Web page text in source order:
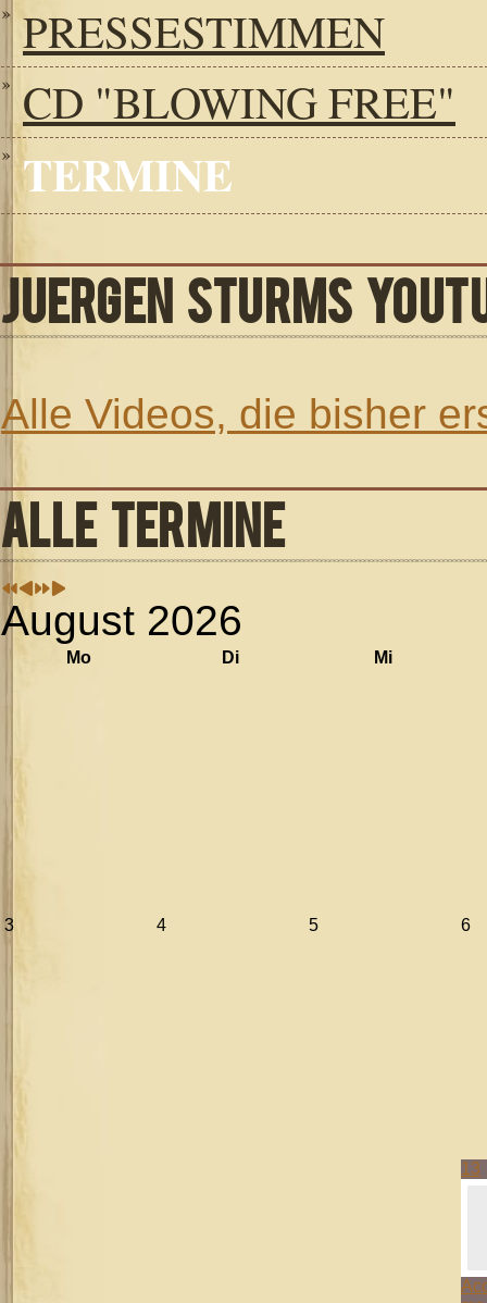
PRESSESTIMMEN
CD "BLOWING FREE"
TERMINE
JUERGEN STURMS
Alle Videos, die bisher
ALLE TERMINE
August 2026
Mo Di Mi
3 4 5 6
13